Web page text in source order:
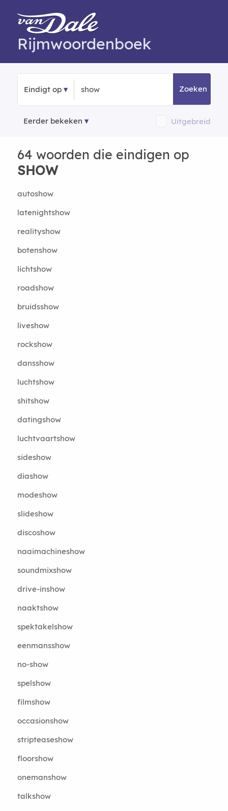
Rijmwoordenboek
Eindigt op Zoeken
Eerder bekeken Uitgebreid
64 woorden die eindigen op
SHOW
autoshow
latenightshow
realityshow
botenshow
lichtshow
roadshow
bruidsshow
liveshow
rockshow
dansshow
luchtshow
shitshow
datingshow
luchtvaartshow
sideshow
diashow
modeshow
slideshow
discoshow
naaimachineshow
soundmixshow
drive-inshow
naaktshow
spektakelshow
eenmansshow
no-show
spelshow
filmshow
occasionshow
stripteaseshow
floorshow
onemanshow
talkshow